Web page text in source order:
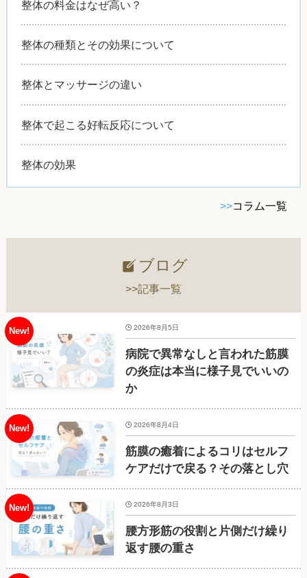
整体の料金はなぜ高い？
整体の種類とその効果について
整体とマッサージの違い
整体で起こる好転反応について
整体の効果
>>コラム一覧
ブログ
>>記事一覧
病院で異常なしと言われた筋膜
の炎症は本当に様子見でいいの
か
2026年8月5日
筋膜の癒着によるコリはセルフ
ケアだけで戻る？その落とし穴
2026年8月4日
腰方形筋の役割と片側だけ繰り
返す腰の重さ
2026年8月3日